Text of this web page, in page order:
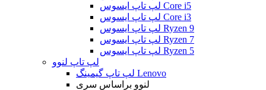
لپ تاپ ایسوس Core i5
لپ تاپ ایسوس Core i3
لپ تاپ ایسوس Ryzen 9
لپ تاپ ایسوس Ryzen 7
لپ تاپ ایسوس Ryzen 5
لپ تاپ لنوو
لپ تاپ گیمینگ Lenovo
لنوو براساس سری